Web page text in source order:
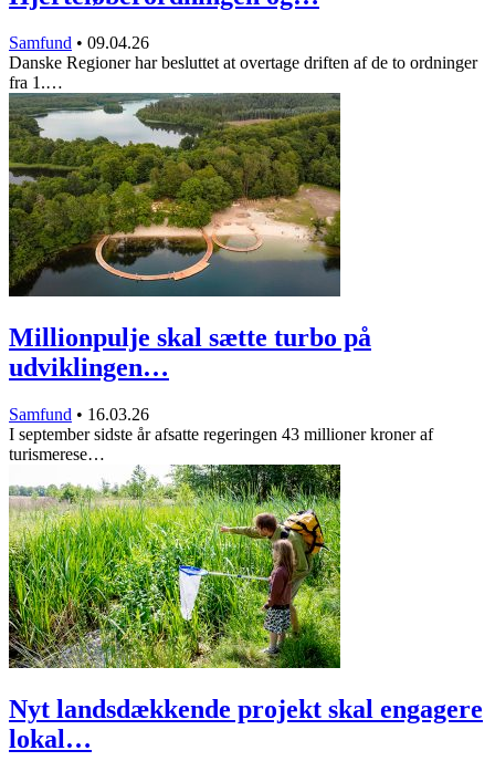
Samfund • 09.04.26
Danske Regioner har besluttet at overtage driften af de to ordninger
fra 1.…
Millionpulje skal sætte turbo på
udviklingen…
Samfund • 16.03.26
I september sidste år afsatte regeringen 43 millioner kroner af
turismerese…
Nyt landsdækkende projekt skal engagere
lokal…